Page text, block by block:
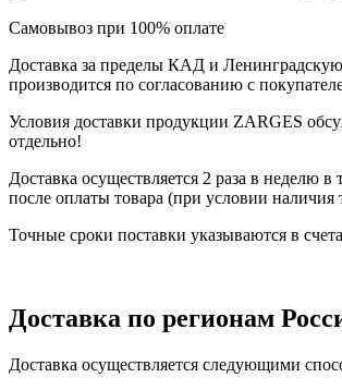
Самовывоз при 100% оплате
Доставка за пределы КАД и Ленинградскую
производится по согласованию с
Условия доставки продукции ZARGES
отдельно!
Доставка осуществляется 2 раза в неделю в
после оплаты товара (при условии наличия
Точные сроки поставки указываются в
Доставка по регионам
Доставка осуществляется следующими